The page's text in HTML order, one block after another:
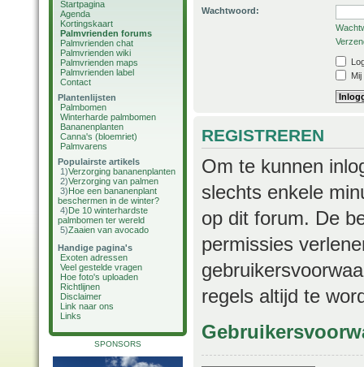
Startpagina
Agenda
Kortingskaart
Palmvrienden forums
Palmvrienden chat
Palmvrienden wiki
Palmvrienden maps
Palmvrienden label
Contact
Plantenlijsten
Palmbomen
Winterharde palmbomen
Bananenplanten
Canna's (bloemriet)
Palmvarens
Populairste artikels
1)Verzorging bananenplanten
2)Verzorging van palmen
3)Hoe een bananenplant
beschermen in de winter?
4)De 10 winterhardste
palmbomen ter wereld
5)Zaaien van avocado
Handige pagina's
Exoten adressen
Veel gestelde vragen
Hoe foto's uploaden
Richtlijnen
Disclaimer
Link naar ons
Links
SPONSORS
Wachtwoord:
REGISTREREN
Om te kunnen
slechts enkele
op dit forum. De
permissies
regels altijd te